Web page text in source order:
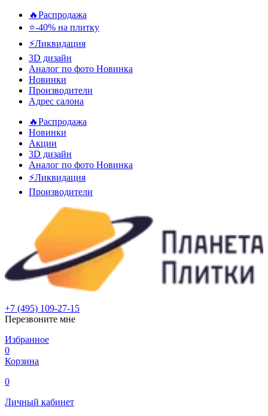
🔥Распродажа
⭐-40% на плитку
⚡️Ликвидация
3D дизайн
Аналог по фото Новинка
Новинки
Производители
Адрес салона
🔥Распродажа
Новинки
Акции
3D дизайн
Аналог по фото Новинка
⚡Ликвидация
Производители
+7 (495) 109-27-15
Перезвоните мне
Избранное
0
Корзина
0
Личный кабинет